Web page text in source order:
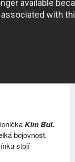
Kim Bui.
bojovnost,
stojí